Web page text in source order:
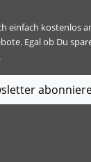
einfach kostenlos
Egal ob Du